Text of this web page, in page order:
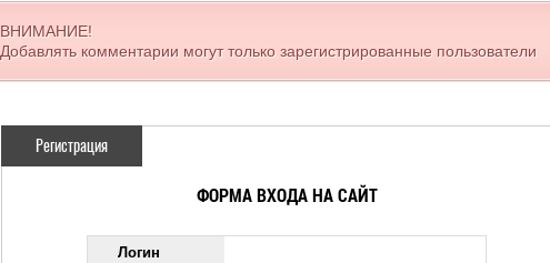
ВНИМАНИЕ!
Добавлять комментарии могут только зарегистрированные пользователи
Регистрация
ФОРМА ВХОДА НА САЙТ
Логин